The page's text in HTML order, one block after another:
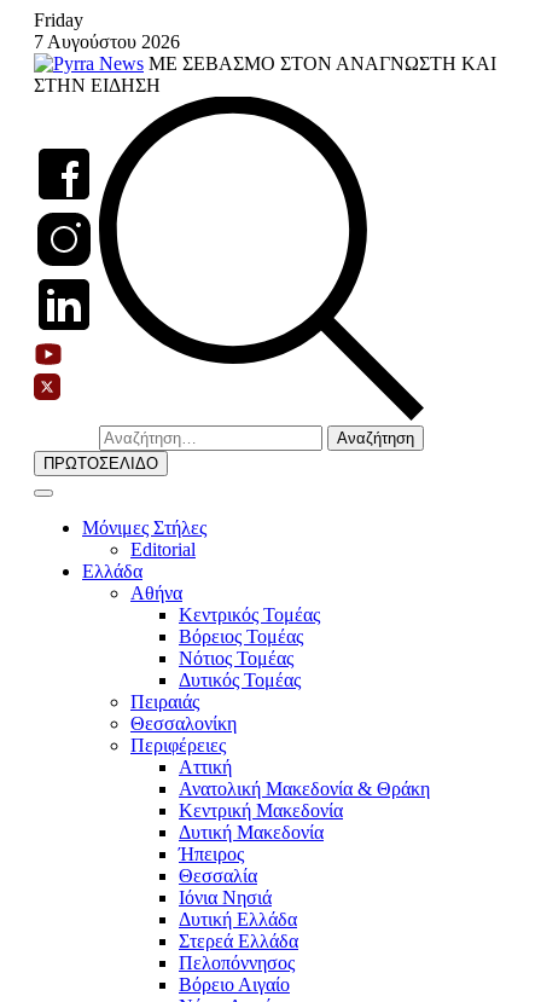
Skip
content
Friday
7 Αυγούστου 2026
ΜΕ ΣΕΒΑΣΜΟ ΣΤΟΝ ΑΝΑΓΝΩΣΤΗ ΚΑΙ
ΣΤΗΝ ΕΙΔΗΣΗ
Αναζήτηση
για:
ΠΡΩΤΟΣΕΛΙΔΟ
Μόνιμες Στήλες
Editorial
Ελλάδα
Αθήνα
Κεντρικός Τομέας
Βόρειος Τομέας
Νότιος Τομέας
Δυτικός Τομέας
Πειραιάς
Θεσσαλονίκη
Περιφέρειες
Αττική
Ανατολική Μακεδονία & Θράκη
Κεντρική Μακεδονία
Δυτική Μακεδονία
Ήπειρος
Θεσσαλία
Ιόνια Νησιά
Δυτική Ελλάδα
Στερεά Ελλάδα
Πελοπόννησος
Βόρειο Αιγαίο